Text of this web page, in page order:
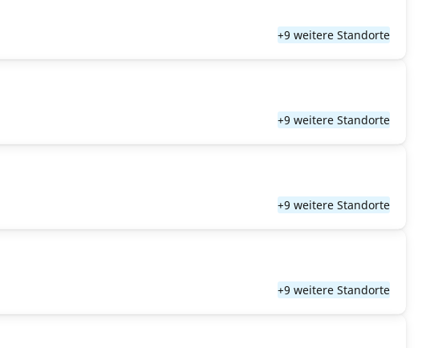
+9 weitere Standorte
+9 weitere Standorte
+9 weitere Standorte
+9 weitere Standorte